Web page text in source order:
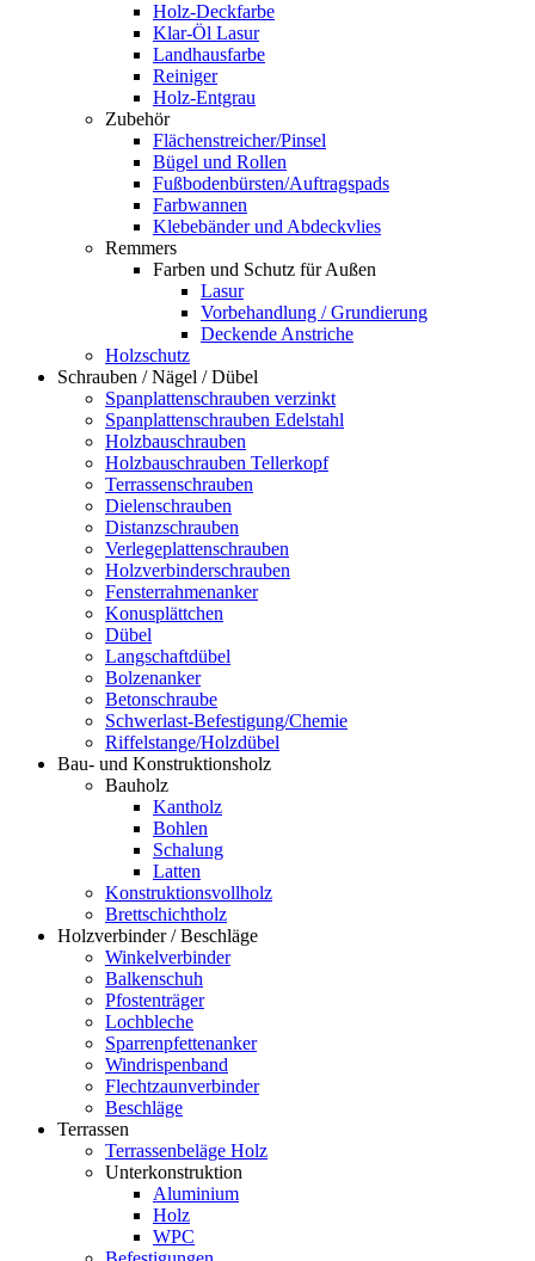
Holz-Deckfarbe
Klar-Öl Lasur
Landhausfarbe
Reiniger
Holz-Entgrau
Zubehör
Flächenstreicher/Pinsel
Bügel und Rollen
Fußbodenbürsten/Auftragspads
Farbwannen
Klebebänder und Abdeckvlies
Remmers
Farben und Schutz für Außen
Lasur
Vorbehandlung / Grundierung
Deckende Anstriche
Holzschutz
Schrauben / Nägel / Dübel
Spanplattenschrauben verzinkt
Spanplattenschrauben Edelstahl
Holzbauschrauben
Holzbauschrauben Tellerkopf
Terrassenschrauben
Dielenschrauben
Distanzschrauben
Verlegeplattenschrauben
Holzverbinderschrauben
Fensterrahmenanker
Konusplättchen
Dübel
Langschaftdübel
Bolzenanker
Betonschraube
Schwerlast-Befestigung/Chemie
Riffelstange/Holzdübel
Bau- und Konstruktionsholz
Bauholz
Kantholz
Bohlen
Schalung
Latten
Konstruktionsvollholz
Brettschichtholz
Holzverbinder / Beschläge
Winkelverbinder
Balkenschuh
Pfostenträger
Lochbleche
Sparrenpfettenanker
Windrispenband
Flechtzaunverbinder
Beschläge
Terrassen
Terrassenbeläge Holz
Unterkonstruktion
Aluminium
Holz
WPC